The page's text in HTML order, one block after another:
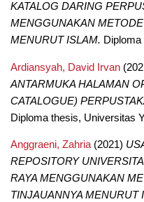
KATALOG DARING
MENGGUNAKAN
MENURUT ISLAM.
Ardiansyah, David Irvan
ANTARMUKA HALAMAN
CATALOGUE)
Diploma thesis, Universitas
Anggraeni, Zahria(2021)
REPOSITORY
RAYA MENGGUNAKAN
TINJAUANNYA MENURUT